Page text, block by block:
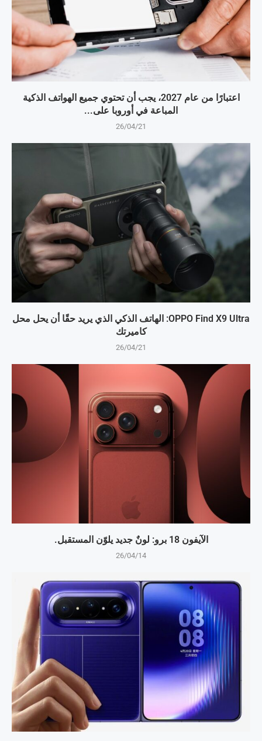
اعتبارًا من عام 2027، يجب أن تحتوي جميع الهواتف الذكية
المباعة في أوروبا على...
26/04/21
OPPO Find X9 Ultra: الهاتف الذكي الذي يريد حقًا أن يحل محل
كاميرتك
26/04/21
الآيفون 18 برو: لونٌ جديد يلوّن المستقبل.
26/04/14